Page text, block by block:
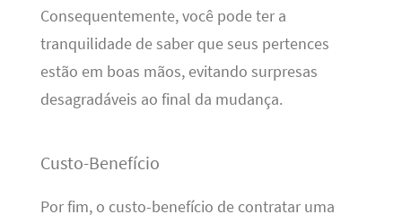
Consequentemente, você pode ter a
tranquilidade de saber que seus pertences
estão em boas mãos, evitando surpresas
desagradáveis ao final da mudança.
Custo-Benefício
Por fim, o custo-benefício de contratar uma